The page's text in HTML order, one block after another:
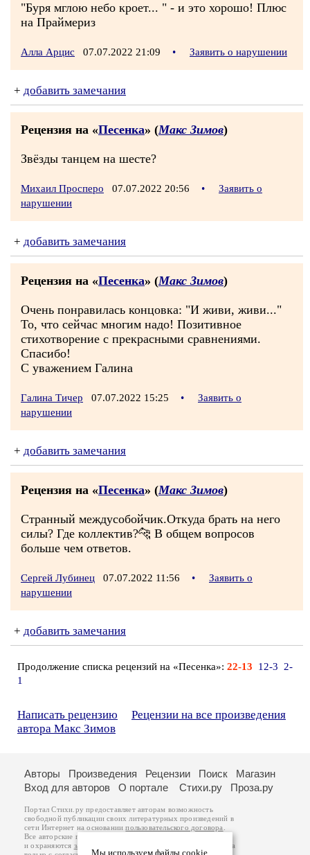
"Буря мглою небо кроет... " - и это хорошо! Плюс
на Праймериз
Алла Арцис 07.07.2022 21:09 • Заявить о нарушении
+ добавить замечания
Рецензия на «Песенка» (Макс Зимов)
Звёзды танцем на шесте?
Михаил Просперо 07.07.2022 20:56 •
Заявить о
нарушении
+ добавить замечания
Рецензия на «Песенка» (Макс Зимов)
Очень понравилась концовка: "И живи, живи..."
То, что сейчас многим надо! Позитивное
стихотворение с прекрасными сравнениями.
Спасибо!
С уважением Галина
Галина Тичер 07.07.2022 15:25 •
Заявить о
нарушении
+ добавить замечания
Рецензия на «Песенка» (Макс Зимов)
Странный междусобойчик.Откуда брать на него
силы? Где коллектив?🐆 В общем вопросов
больше чем ответов.
Сергей Лубинец 07.07.2022 11:56 •
Заявить о
нарушении
+ добавить замечания
Продолжение списка рецензий на «Песенка»: 22-13 12-3
2-
1
Написать рецензию
Рецензии на все произведения
автора Макс Зимов
Мы используем файлы cookie
Авторы Произведения Рецензии Поиск
Магазин
Вход для авторов
О портале Стихи.ру Проза.ру
Портал Стихи.ру предоставляет авторам возможность
свободной публикации своих литературных произведений в
сети Интернет на основаниипользовательского договора
Все авторские права на произведения принадлежат авторам
и охраняются законом
. Перепечатка произведений возможна